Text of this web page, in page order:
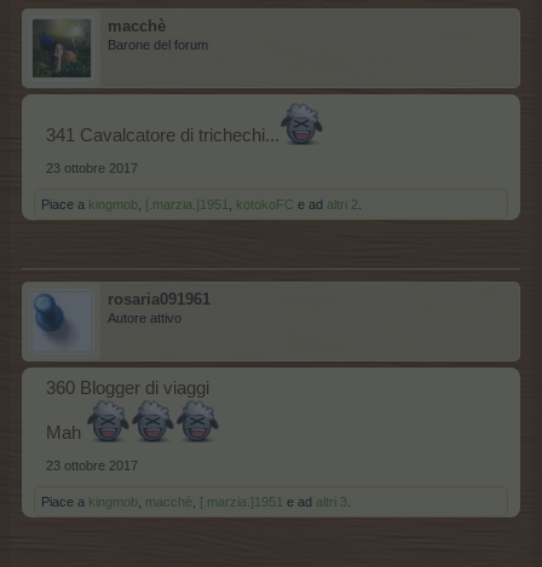
macchè
Barone del forum
341 Cavalcatore di trichechi...
23 ottobre 2017
Piace a kingmob [.marzia.]1951 kotokoFC e ad altri 2
rosaria091961
Autore attivo
360 Blogger di viaggi
Mah
23 ottobre 2017
Piace a kingmob macchè [.marzia.]1951 e ad altri 3